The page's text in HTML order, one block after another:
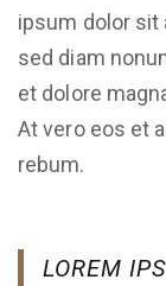
ipsum dolor sit
sed diam
et dolore
At vero eos et
rebum.
LOREM